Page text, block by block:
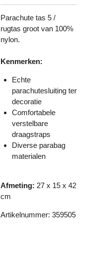
Parachute tas 5 /
rugtas groot van 100%
nylon.
Kenmerken:
Echte
parachutesluiting ter
decoratie
Comfortabele
verstelbare
draagstraps
Diverse parabag
materialen
Afmeting: 27 x 15 x 42
cm
Artikelnummer: 359505